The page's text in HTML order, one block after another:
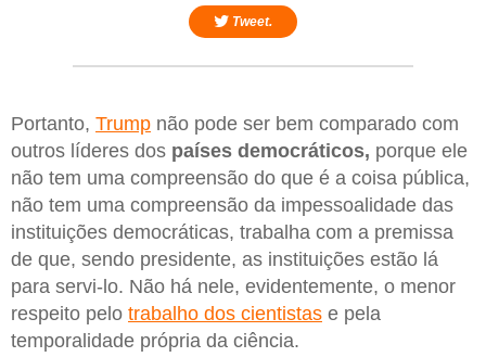
Tweet.
Portanto, Trump não pode ser bem comparado com
outros líderes dos países democráticos, porque ele
não tem uma compreensão do que é a coisa pública,
não tem uma compreensão da impessoalidade das
instituições democráticas, trabalha com a premissa
de que, sendo presidente, as instituições estão lá
para servi-lo. Não há nele, evidentemente, o menor
respeito pelo trabalho dos cientistas e pela
temporalidade própria da ciência.